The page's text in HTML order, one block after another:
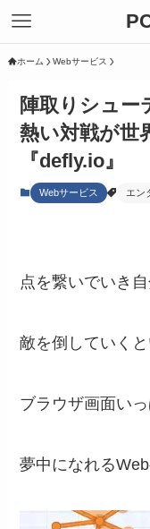
ホーム Webサービス
陣取りシュー
熱い対戦が世
『defly.io』
Webサービス エン
点を繋いでいき
敵を倒していく
ブラウザ画面い
夢中になれる